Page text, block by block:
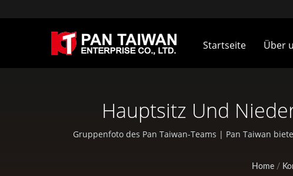
Startseite Über
Hauptsitz Und
Drehteile |
Gruppenfoto des Pan Taiwan-Teams | Pan Taiwan
Home /